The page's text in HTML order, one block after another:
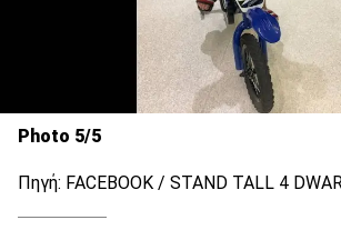
Photo 5/5
Πηγή: FACEBOOK / STAND TALL 4